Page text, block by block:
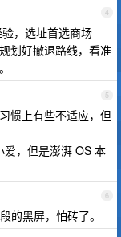
4
，选址首选商场
划好撤退路线，看准
5
惯上有些不适应，但
爱，但是澎湃 OS 本
6
的黑屏，怕砖了。